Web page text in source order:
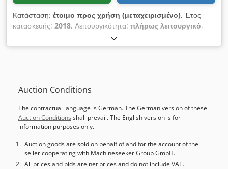
Κατάσταση: έτοιμο προς χρήση (μεταχειρισμένο), Έτος
κατασκευής: 2018, Λειτουργικότητα: πλήρως λειτουργικό,
, εμβέλεια βραχίονα:
κατασκευαστής ελεγκτών:KUKA, μοντέλο ελεγκτή:KRC4,
μοντέλο χειριστηρίου:KCP4, Το KUKA KR 360 R2830 είναι ένας
Χρησιμοποιείται συνήθως σε βιομηχανικές εφαρμογές, όπως η
φορτίου: 360 kg Μέγιστη εμβέλεια: 2830 mm Θέση
τοποθέτησης: Στο έδαφος Επαναληψιμότητα θέσης (ISO
9283): 0,06 mm Ελεγκτής: KR C4 Αριθμός αξόνων: 6
Κατάσταση: Μεταχειρισμένο & Ελεγμένο Η τιμή δεν
περιλαμβάνει τα έξοδα αποστολής. Ως PLC Merkezi EOOD,
διαθέτουμε περισσότερους από 500 ρομποτικούς βραχίονες
Auction Conditions
The contractual language is German. The German version of these
Auction Conditions shall prevail. The English version is for
information purposes only.
Auction goods are sold on behalf of and for the account of the
seller cooperating with Machineseeker Group GmbH.
All prices and bids are net prices and do not include VAT.